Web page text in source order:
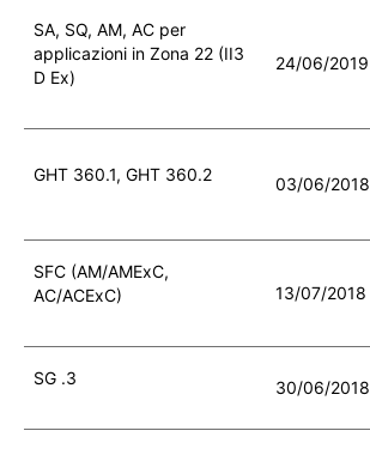
SA, SQ, AM, AC per
applicazioni in Zona 22 (II3
D Ex)
24/06/2019
GHT 360.1, GHT 360.2 03/06/2018
SFC (AM/AMExC,
AC/ACExC)
13/07/2018
SG .3 30/06/2018